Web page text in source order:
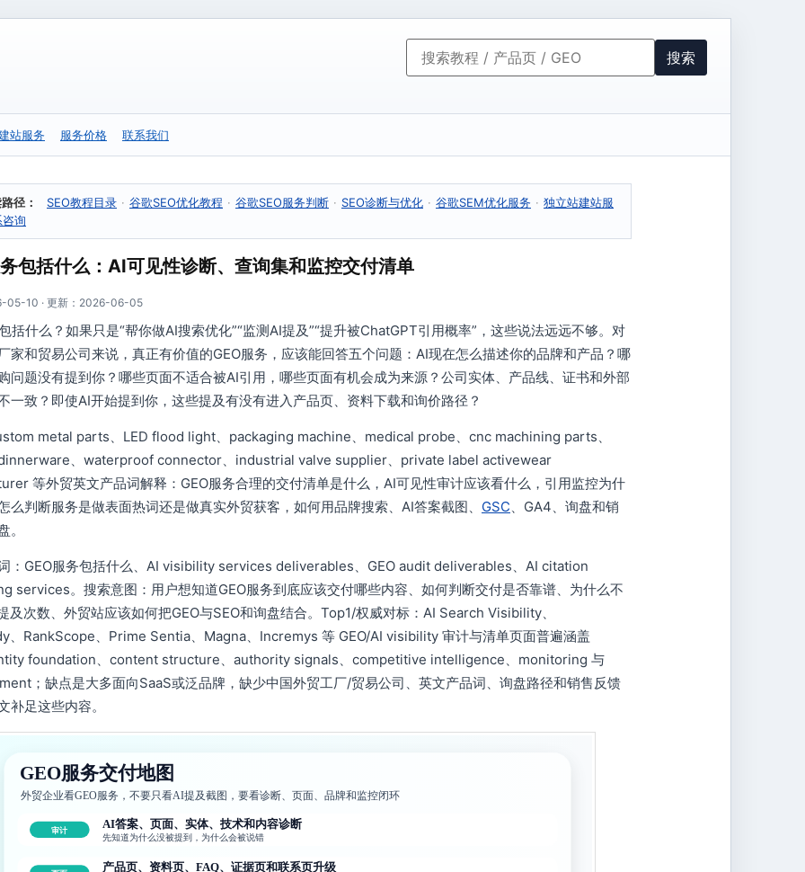
搜索
站服务 服务价格 联系我们
径： SEO教程目录 · 谷歌SEO优化教程 · 谷歌SEO服务判断 · SEO诊断与优化 · 谷歌SEM优化服务 · 独立站建站服
询
包括什么：AI可见性诊断、查询集和监控交付清单
05-10 · 更新：2026-06-05
括什么？如果只是“帮你做AI搜索优化”“监测AI提及”“提升被ChatGPT引用概率”，这些说法远远不够。对
家和贸易公司来说，真正有价值的GEO服务，应该能回答五个问题：AI现在怎么描述你的品牌和产品？哪
问题没有提到你？哪些页面不适合被AI引用，哪些页面有机会成为来源？公司实体、产品线、证书和外部
一致？即使AI开始提到你，这些提及有没有进入产品页、资料下载和询价路径？
metal parts、LED flood light、packaging machine、medical probe、cnc machining parts、
、waterproof connector、industrial valve supplier、private label activewear
等外贸英文产品词解释：GEO服务合理的交付清单是什么，AI可见性审计应该看什么，引用监控为什
么判断服务是做表面热词还是做真实外贸获客，如何用品牌搜索、AI答案截图、 GSC、GA4、询盘和销
。
：GEO服务包括什么、AI visibility services deliverables、GEO audit deliverables、AI citation
services。搜索意图：用户想知道GEO服务到底应该交付哪些内容、如何判断交付是否靠谱、为什么不
及次数、外贸站应该如何把GEO与SEO和询盘结合。Top1/权威对标：AI Search Visibility、
、RankScope、Prime Sentia、Magna、Incremys 等 GEO/AI visibility 审计与清单页面普遍涵盖
foundation、content structure、authority signals、competitive intelligence、monitoring 与
；缺点是大多面向SaaS或泛品牌，缺少中国外贸工厂/贸易公司、英文产品词、询盘路径和销售反馈
补足这些内容。